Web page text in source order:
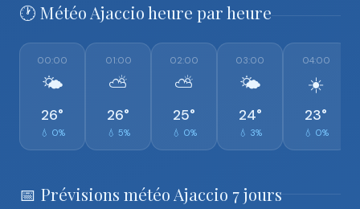
🕐 Météo Ajaccio heure par heure
00:00
🌤️
26°
💧 0%
01:00
⛅
26°
💧 5%
02:00
⛅
25°
💧 0%
03:00
🌤️
24°
💧 3%
04:00
☀️
23°
💧 0%
📅 Prévisions météo Ajaccio 7 jours